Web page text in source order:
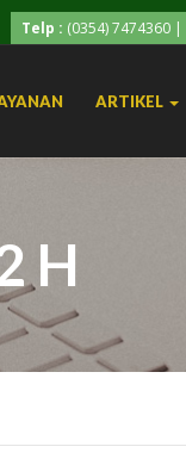
Telp : (0354) 7474360 |
ARTIKEL
H